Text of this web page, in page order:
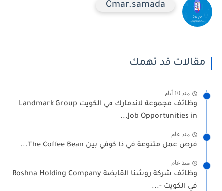
Omar.samada
مقالات قد تهمك
منذ 10 أيام
وظائف مجموعة لاندمارك في الكويت Landmark Group
Job Opportunities in...
منذ عام
فرص عمل متنوعة في ذا كوفي بين The Coffee Bean...
منذ عام
وظائف شركة روشنا القابضة Roshna Holding Company
في الكويت -...